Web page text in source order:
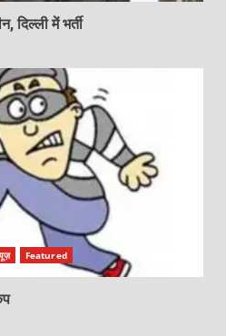
दिल्ली में भर्ती
Featured